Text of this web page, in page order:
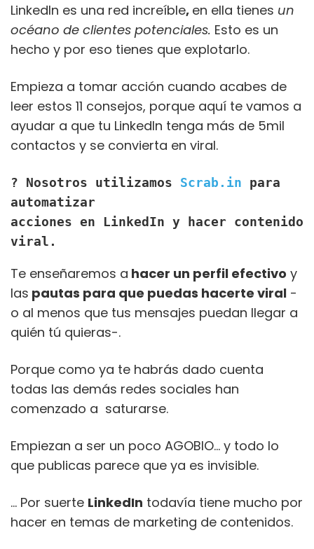
LinkedIn es una red increíble, en ella tienes un
océano de clientes potenciales. Esto es un
hecho y por eso tienes que explotarlo.
Empieza a tomar acción cuando acabes de
leer estos 11 consejos, porque aquí te vamos a
ayudar a que tu LinkedIn tenga más de 5mil
contactos y se convierta en viral.
? Nosotros utilizamos Scrab.in para
automatizar
acciones en LinkedIn y hacer contenido
viral.
Te enseñaremos a hacer un perfil efectivo y
las pautas para que puedas hacerte viral -
o al menos que tus mensajes puedan llegar a
quién tú quieras-.
Porque como ya te habrás dado cuenta
todas las demás redes sociales han
comenzado a saturarse.
Empiezan a ser un poco AGOBIO… y todo lo
que publicas parece que ya es invisible.
… Por suerte LinkedIn todavía tiene mucho por
hacer en temas de marketing de contenidos.